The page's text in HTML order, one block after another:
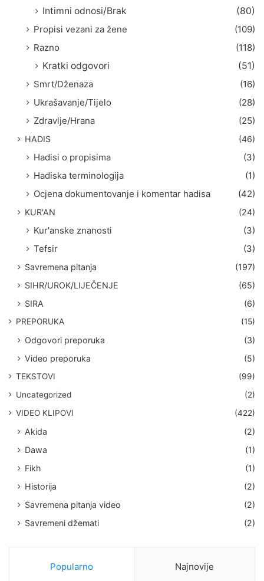
Intimni odnosi/Brak
(80)
Propisi vezani za žene
(109)
Razno
(118)
Kratki odgovori
(51)
Smrt/Dženaza
(16)
Ukrašavanje/Tijelo
(28)
Zdravlje/Hrana
(25)
HADIS (46)
Hadisi o propisima
(3)
Hadiska terminologija
(1)
Ocjena dokumentovanje i komentar hadisa
(42)
KUR'AN (24)
Kur'anske znanosti
(3)
Tefsir
(3)
Savremena pitanja
(197)
SIHR/UROK/LIJEČENJE
(65)
SIRA
(6)
PREPORUKA (15)
Odgovori preporuka
(3)
Video preporuka
(5)
TEKSTOVI
(99)
Uncategorized
(2)
VIDEO KLIPOVI
(422)
Akida
(2)
Dawa
(1)
Fikh
(1)
Historija
(2)
Savremena pitanja video
(2)
Savremeni džemati
(2)
Popularno Najnovije